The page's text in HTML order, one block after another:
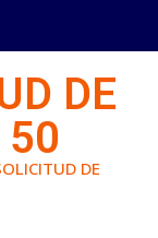
DE
50
DE